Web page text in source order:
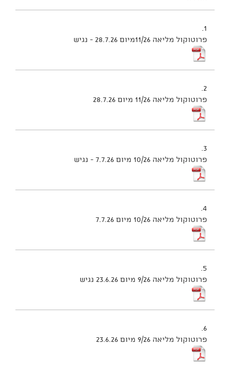
1.
פרוטוקול מליאה 11/26מיום 28.7.26 - נגיש
2.
פרוטוקול מליאה 11/26 מיום 28.7.26
3.
פרוטוקול מליאה 10/26 מיום 7.7.26 - נגיש
4.
פרוטוקול מליאה 10/26 מיום 7.7.26
5.
פרוטוקול מליאה 9/26 מיום 23.6.26 נגיש
6.
פרוטוקול מליאה 9/26 מיום 23.6.26